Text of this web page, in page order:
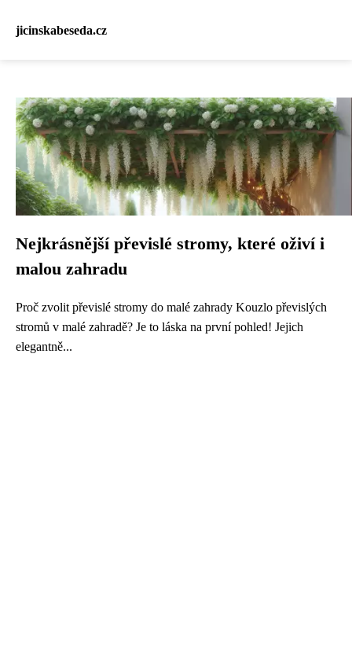
jicinskabeseda.cz
Nejkrásnější převislé stromy, které oživí i
malou zahradu
Proč zvolit převislé stromy do malé zahrady Kouzlo převislých
stromů v malé zahradě? Je to láska na první pohled! Jejich
elegantně...